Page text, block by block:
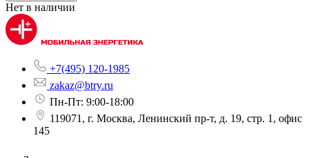
Нет в наличии
+7(495) 120-1985
zakaz@btry.ru
Пн-Пт: 9:00-18:00
119071, г. Москва, Ленинский пр-т, д. 19, стр. 1, офис
145